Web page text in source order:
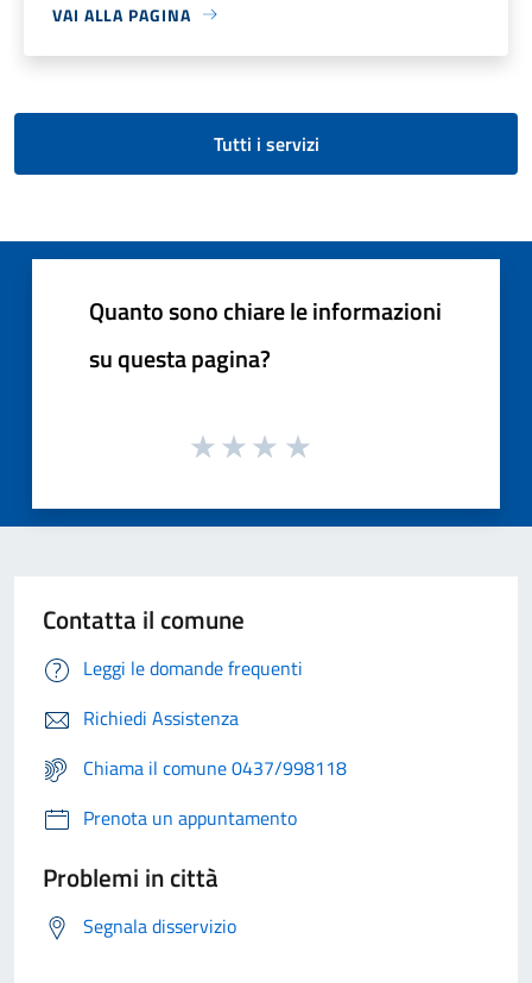
VAI ALLA PAGINA
Tutti i servizi
Quanto sono chiare le informazioni
su questa pagina?
Contatta il comune
Leggi le domande frequenti
Richiedi Assistenza
Chiama il comune 0437/998118
Prenota un appuntamento
Problemi in città
Segnala disservizio